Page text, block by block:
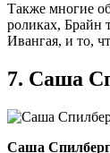
Также многие
роликах, Брайн
Ивангая, и то,
7. Саша
Саша Спилберг